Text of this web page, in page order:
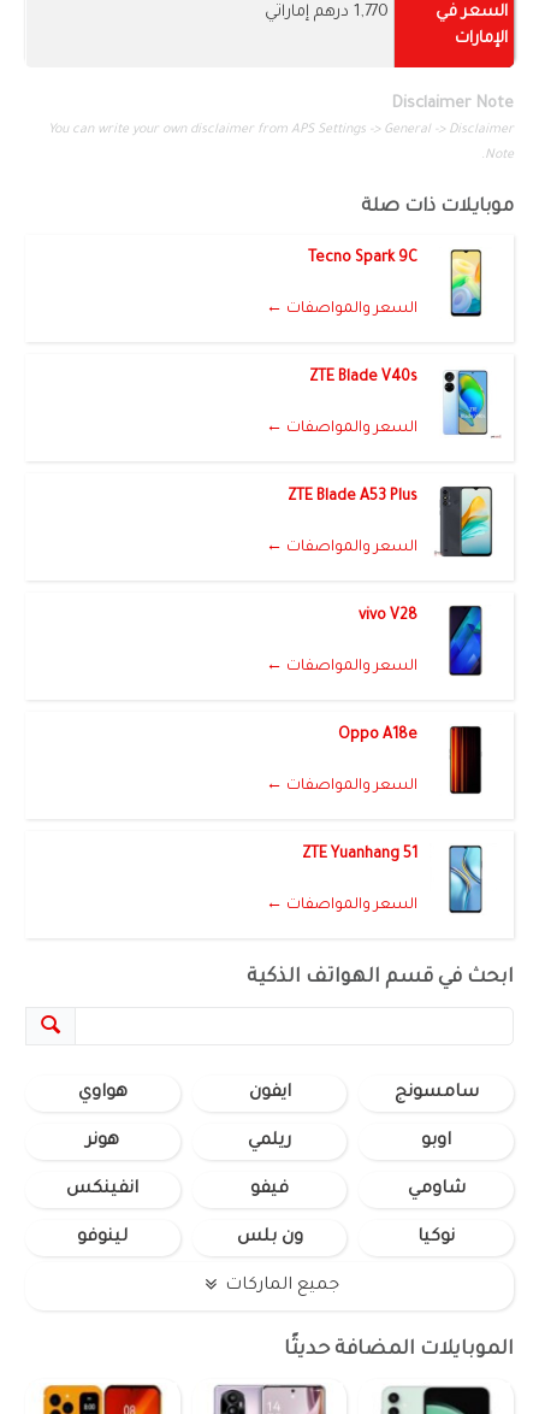
السعر في
الإمارات
1,770 درهم إماراتي
Disclaimer Note
You can write your own disclaimer from APS Settings -> General -> Disclaimer
Note.
موبايلات ذات صلة
Tecno Spark 9C
السعر والمواصفات ←
ZTE Blade V40s
السعر والمواصفات ←
ZTE Blade A53 Plus
السعر والمواصفات ←
vivo V28
السعر والمواصفات ←
Oppo A18e
السعر والمواصفات ←
ZTE Yuanhang 51
السعر والمواصفات ←
ابحث في قسم الهواتف الذكية
سامسونج ايفون هواوي
اوبو ريلمي هونر
شاومي فيفو انفينكس
نوكيا ون بلس لينوفو
جميع الماركات
الموبايلات المضافة حديثًا